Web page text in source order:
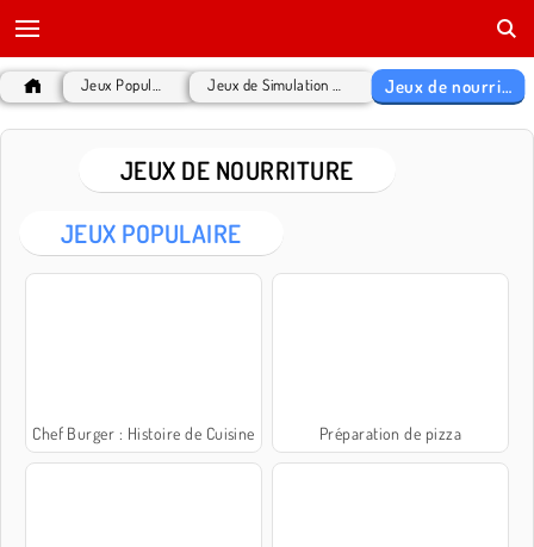
Jeux de nourriture
JEUX DE NOURRITURE
JEUX POPULAIRE
Chef Burger : Histoire de Cuisine Préparation de pizza